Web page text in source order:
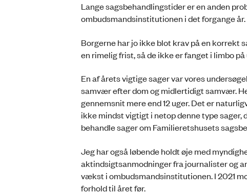
Lange sagsbehandlingstider er en anden
ombudsmandsinstitutionen i det forgange år.
Borgerne har jo ikke blot krav på en korrekt
en rimelig frist, så de ikke er fanget i limbo
En af årets vigtige sager var vores
samvær efter dom og midlertidigt samvær.
gennemsnit mere end 12 uger. Det er
ikke mindst vigtigt i netop denne type
behandle sager om Familieretshusets
Jeg har også løbende holdt øje med
aktindsigtsanmodninger fra journalister og
vækst i ombudsmandsinstitutionen. I 2021
forhold til året før.